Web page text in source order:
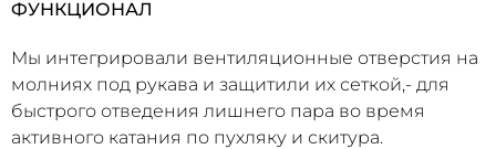
ФУНКЦИОНАЛ
Мы интегрировали вентиляционные отверстия на
молниях под рукава и защитили их сеткой,- для
быстрого отведения лишнего пара во время
активного катания по пухляку и скитура.